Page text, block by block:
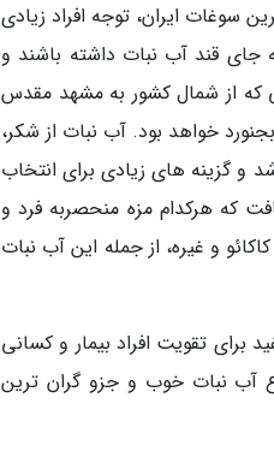
سوغات ایران، توجه افراد زیادی
قند آب نبات داشته باشند و
که از شمال کشور به مشهد مقدس
خواهد بود. آب نبات از شکر،
و گزینه های زیادی برای انتخاب
که هرکدام مزه منحصربه فرد و
و غیره، از جمله این آب نبات
برای تقویت افراد بیمار و کسانی
آب نبات خوب و جزو گران ترین